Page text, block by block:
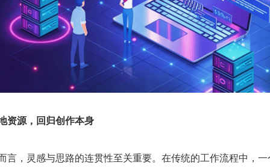
资源，回归创作本身
言，灵感与思路的连贯性至关重要。在传统的工作流程中，